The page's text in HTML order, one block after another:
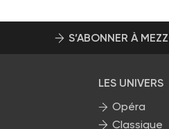
S’ABONNER À
LES UNIVERS
Opéra
Classique